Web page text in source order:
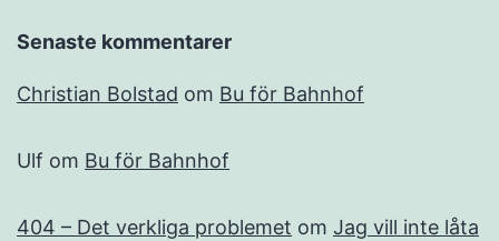
Senaste kommentarer
Christian Bolstad om Bu för Bahnhof
Ulf om Bu för Bahnhof
404 – Det verkliga problemet om Jag vill inte låta